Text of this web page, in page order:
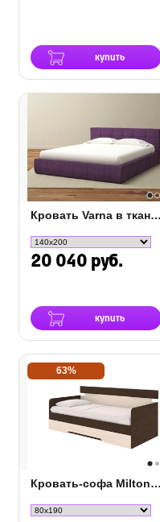
купить
Кровать Varna в ткани c ПМ
20 040 руб.
купить
63%
Кровать-софа Milton с ящиком